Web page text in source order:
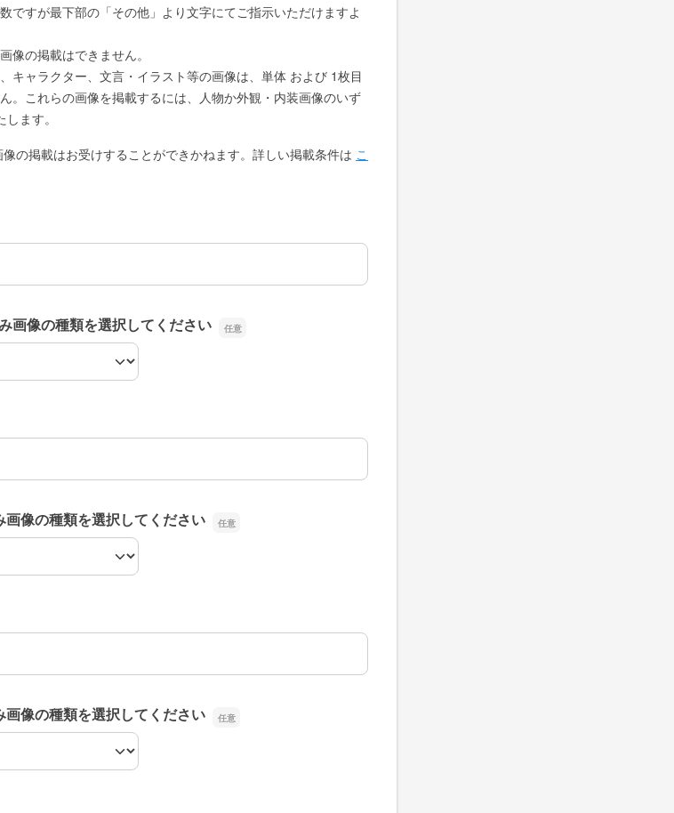
ですが最下部の「その他」より文字にてご指示いただけますよ
像の掲載はできません。
キャラクター、文言・イラスト等の画像は、単体 および 1枚目
。これらの画像を掲載するには、人物か外観・内装画像のいず
ます。
の掲載はお受けすることができかねます。詳しい掲載条件は こ
画像の種類を選択してください
像の種類を選択してください
画像の種類を選択してください
像の種類を選択してください
画像の種類を選択してください
像の種類を選択してください